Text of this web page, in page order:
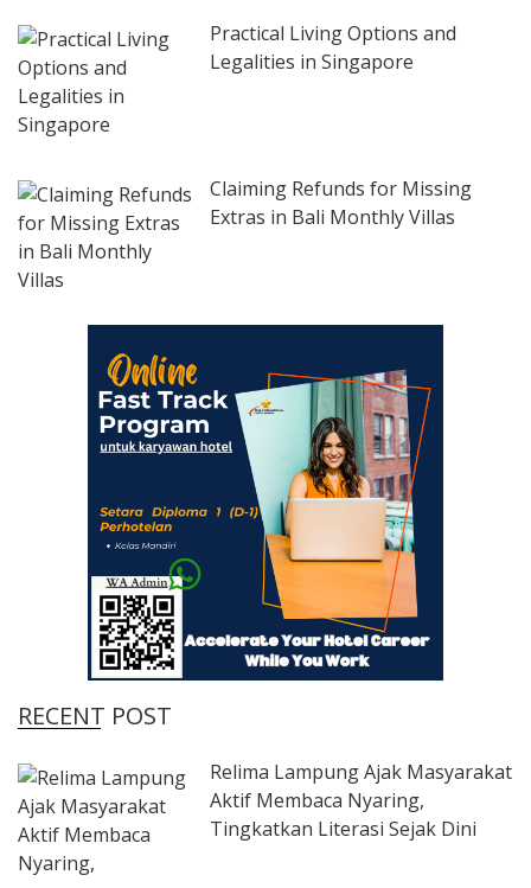
Practical Living Options and
Legalities in Singapore
Claiming Refunds for Missing
Extras in Bali Monthly Villas
RECENT POST
Relima Lampung Ajak Masyarakat
Aktif Membaca Nyaring,
Tingkatkan Literasi Sejak Dini